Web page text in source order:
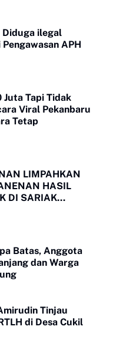
Diduga ilegal
APH
Juta Tapi Tidak
Viral Pekanbaru
Tetap
LIMPAHKAN
HASIL
DI SARIAK
Batas, Anggota
dan Warga
Tinjau
di Desa Cukil